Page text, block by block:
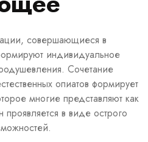
совершающиеся в
индивидуальное
Сочетание
опиатов формирует
многие представляют как
проявляется в виде острого